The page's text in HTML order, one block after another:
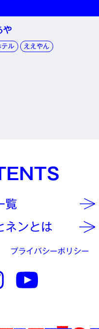
や
テル
ええやん
覧
ネンとは
プライバシーポリシー